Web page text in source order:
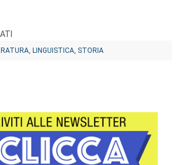
LINGUISTICA, STORIA